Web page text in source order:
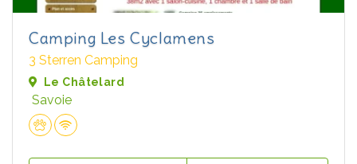
Camping Les Cyclamens
3 Sterren Camping
Le Châtelard
Savoie